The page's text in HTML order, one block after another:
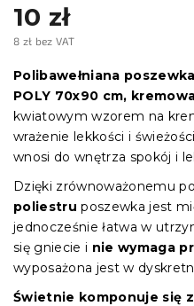
10 zł
8 zł bez VAT
jednostkowa:
Polibawełniana
POLY 70x90 cm,
kwiatowym wzorem na
wrażenie lekkości i
wnosi do wnętrza spokój i
Dzięki zrównoważonemu
poliestru poszewka jest
jednocześnie łatwa w
się gniecie i nie wymaga
wyposażona jest w
Świetnie komponuje się